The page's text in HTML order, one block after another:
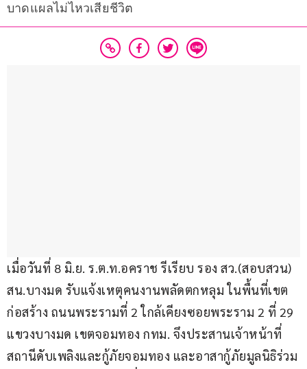
บาดแผลไม่ไหวเสียชีวิต
เมื่อวันที่ 8 มิ.ย. ร.ต.ท.อคราช รีเรียบ รอง สว.(สอบสวน)
สน.บางมด รับแจ้งเหตุคนงานพลัดตกหลุม ในพื้นที่เขต
ก่อสร้าง ถนนพระรามที่ 2 ใกล้เคียงซอยพระราม 2 ที่ 29
แขวงบางมด เขตจอมทอง กทม. จึงประสานเจ้าหน้าที่
สถานีดับเพลิงและกู้ภัยจอมทอง และอาสากู้ภัยมูลนิธิร่วม